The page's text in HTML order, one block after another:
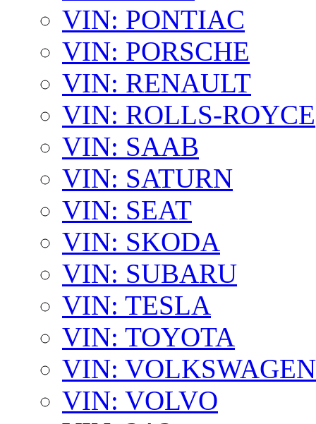
VIN: PONTIAC
VIN: PORSCHE
VIN: RENAULT
VIN: ROLLS-ROYCE
VIN: SAAB
VIN: SATURN
VIN: SEAT
VIN: SKODA
VIN: SUBARU
VIN: TESLA
VIN: TOYOTA
VIN: VOLKSWAGEN
VIN: VOLVO